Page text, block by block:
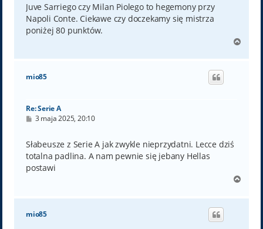
Juve Sarriego czy Milan Piolego to hegemony przy
Napoli Conte. Ciekawe czy doczekamy się mistrza
poniżej 80 punktów.
g
mio85
Re: Serie A
P
t
3 maja 2025, 20:10
Słabeusze z Serie A jak zwykle nieprzydatni. Lecce dziś
totalna padlina. A nam pewnie się jebany Hellas
postawi
g
mio85